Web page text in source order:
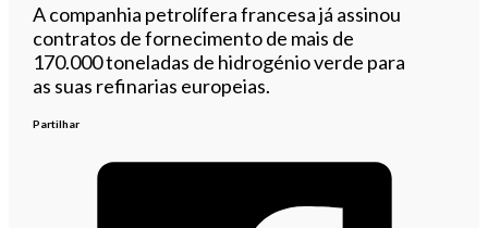
A companhia petrolífera francesa já assinou
contratos de fornecimento de mais de
170.000 toneladas de hidrogénio verde para
as suas refinarias europeias.
Partilhar